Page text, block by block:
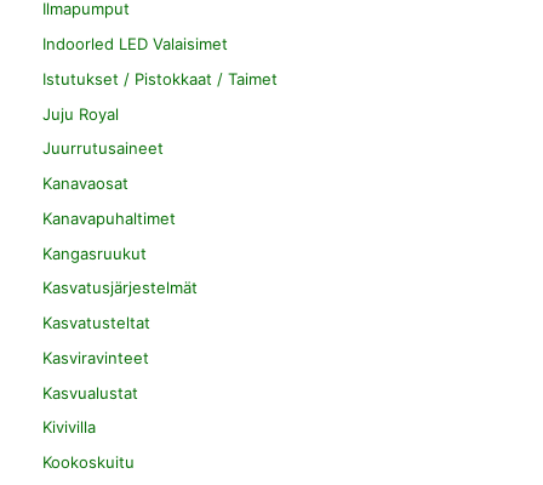
Ilmapumput
Indoorled LED Valaisimet
Istutukset / Pistokkaat / Taimet
Juju Royal
Juurrutusaineet
Kanavaosat
Kanavapuhaltimet
Kangasruukut
Kasvatusjärjestelmät
Kasvatusteltat
Kasviravinteet
Kasvualustat
Kivivilla
Kookoskuitu